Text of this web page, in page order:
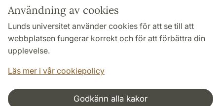
Användning av cookies
Lunds universitet använder cookies för att se till att
webbplatsen fungerar korrekt och för att förbättra din
upplevelse.
Läs mer i vår cookiepolicy
Godkänn alla kakor
Genvägar
Om webbplatsen och cookies
Behandling av personuppgifter
Tillgänglighetsredogörelse